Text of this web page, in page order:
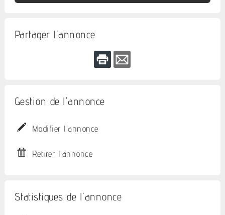
Partager l'annonce
Gestion de l'annonce
Modifier l'annonce
Retirer l'annonce
Statistiques de l'annonce